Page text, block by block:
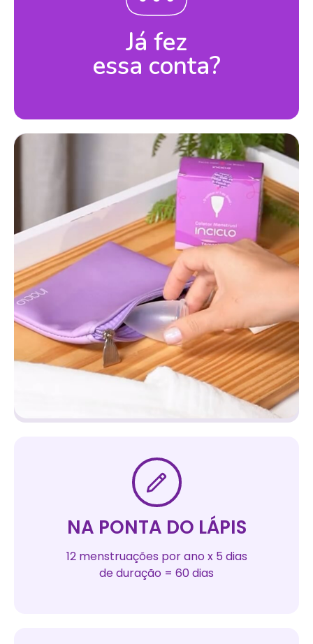
Já fez
essa conta?
NA PONTA DO LÁPIS
12 menstruações por ano x 5 dias
de duração = 60 dias